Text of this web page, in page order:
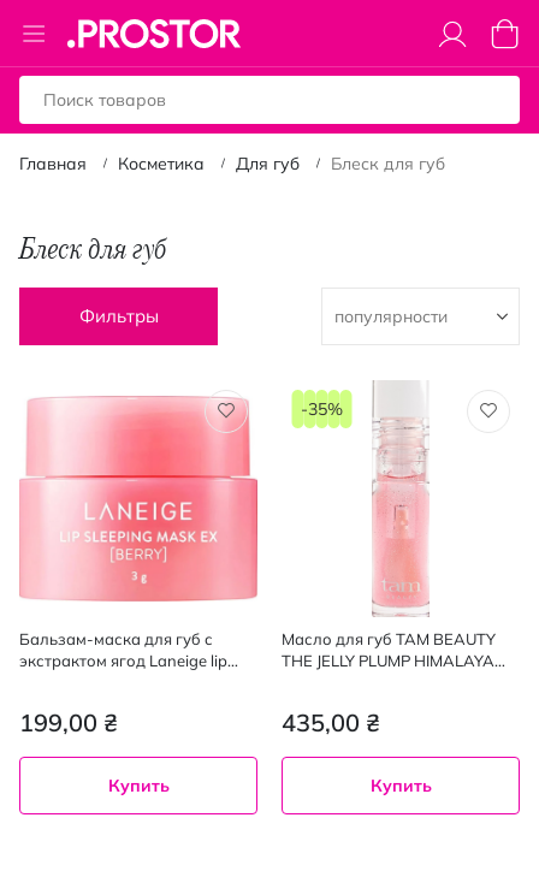
Toggle
Nav
Моя
Главная Косметика Для губ Блеск для губ
Блеск для губ
Фильтры
Бальзам-маска для губ с
экстрактом ягод Laneige lip
199,00 ₴
Купить
Масло для губ TAM BEAUTY
THE JELLY PLUMP HIMALAYA
435,00 ₴
-35%
Купить